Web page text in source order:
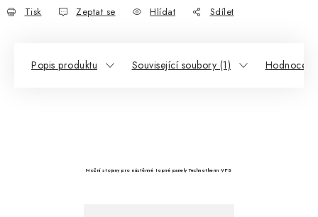
Tisk Zeptat se Hlídat Sdílet
Popis produktu Související soubory (1) Hodnocení